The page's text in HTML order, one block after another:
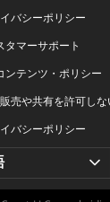
バシーポリシー
タマーサポート
ンテンツ・ポリシー
売や共有を許可しな
バシーポリシー